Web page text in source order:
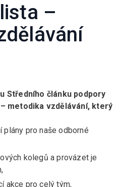
–
Středního článku podpory
metodika vzdělávání, který
pro naše odborné
kolegů a provázet je
akce pro celý tým,